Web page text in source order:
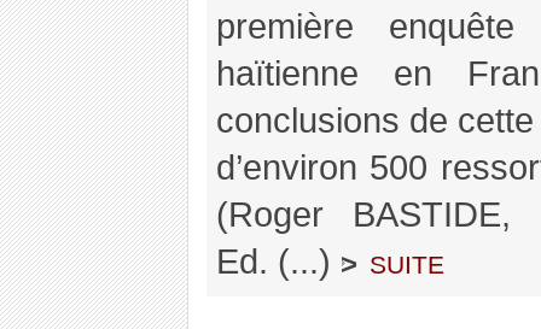
première enquête
haïtienne en
conclusions de
d’environ 500
(Roger
Ed. (...) > suite